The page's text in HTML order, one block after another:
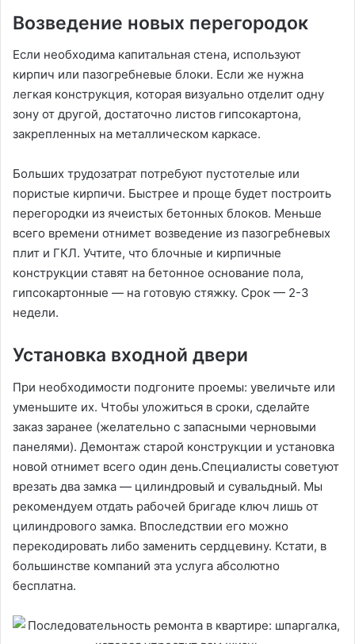
Возведение новых перегородок
Если необходима капитальная стена, используют
кирпич или пазогребневые блоки. Если же нужна
легкая конструкция, которая визуально отделит одну
зону от другой, достаточно листов гипсокартона,
закрепленных на металлическом каркасе.
Больших трудозатрат потребуют пустотелые или
пористые кирпичи. Быстрее и проще будет построить
перегородки из ячеистых бетонных блоков. Меньше
всего времени отнимет возведение из пазогребневых
плит и ГКЛ. Учтите, что блочные и кирпичные
конструкции ставят на бетонное основание пола,
гипсокартонные — на готовую стяжку. Срок — 2-3
недели.
Установка входной двери
При необходимости подгоните проемы: увеличьте или
уменьшите их. Чтобы уложиться в сроки, сделайте
заказ заранее (желательно с запасными черновыми
панелями). Демонтаж старой конструкции и установка
новой отнимет всего один день.Специа­листы советуют
врезать два замка — цилиндровый и сувальдный. Мы
рекомендуем отдать рабочей бригаде ключ лишь от
цилиндрового замка. Впоследствии его можно
перекодировать либо заменить сердцевину. Кстати, в
большинстве компаний эта услуга абсолютно
бесплатна.